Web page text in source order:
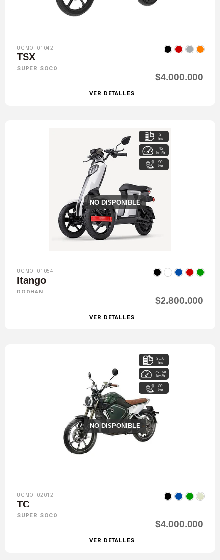
UGMOT01042
TSX
SUPER SOCO
$4.000.000
VER DETALLES
NO DISPONIBLE
3
hrs
45
km/h
90
km
UGMOT01054
Itango
DOOHAN
$2.800.000
VER DETALLES
NO DISPONIBLE
3 a 6
hrs
75 - 80
km/h
80
km
UGMOT02012
TC
SUPER SOCO
$4.000.000
VER DETALLES